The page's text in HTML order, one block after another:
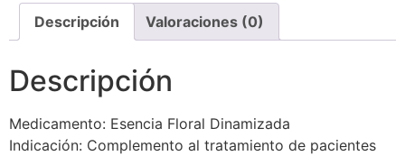
Descripción Valoraciones (0)
Descripción
Medicamento: Esencia Floral Dinamizada
Indicación: Complemento al tratamiento de pacientes